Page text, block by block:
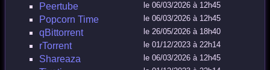
Peertube le 06/03/2026 à 12h45
Popcorn Time le 06/03/2026 à 12h45
qBittorrent le 26/05/2026 à 18h40
rTorrent le 01/12/2023 à 22h14
Shareaza le 06/03/2026 à 12h45